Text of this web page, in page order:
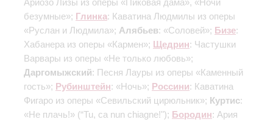
безумные»; Глинка: Каватина Людмилы из оперы
«Руслан и Людмила»; Алябьев: «Соловей»; Бизе:
Хабанера из оперы «Кармен»; Щедрин: Частушки
Варвары из оперы «Не только любовь»;
Даргомыжский: Песня Лауры из оперы «Каменный
гость»; Рубинштейн: «Ночь»; Россини: Каватина
Фигаро из оперы «Севильский цирюльник»; Куртис:
«Не плачь!» (“Tu, ca nun chiagne!"); Бородин: Ария